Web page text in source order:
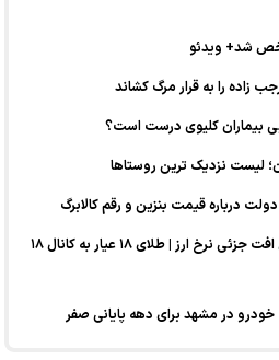
شد+ ویدئو
زاده را به قرار مرگ کشاند
بیماران کلیوی درست است؟
لیست نزدیک ترین روستاها
درباره قیمت بنزین و رقم کالابرگ
عقب‌نشینی قیمت طلا در پی افت جزئی نرخ ارز | طلای ۱۸ عیار به کانال ۱۸